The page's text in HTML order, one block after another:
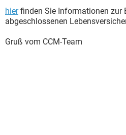
hierfinden Sie Informationen zur
abgeschlossenen
Gruß vom CCM-Team